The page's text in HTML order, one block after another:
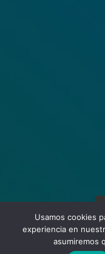
Usamos cookies
experiencia en
asumiremos